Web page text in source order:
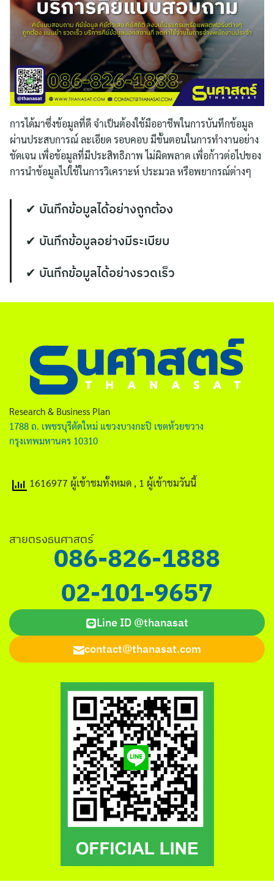
ค้นหา
สำหรับ:
การได้มาซึ่งข้อมูลที่ดี จำเป็นต้องใช้มืออาชีพในการบันทึกข้อมูล
ผ่านประสบการณ์ ละเอียด รอบคอบ มีขั้นตอนในการทำงานอย่าง
ชัดเจน เพื่อข้อมูลที่มีประสิทธิภาพ ไม่ผิดพลาด เพื่อก้าวต่อไปของ
การนำข้อมูลไปใช้ในการวิเคราะห์ ประมวล หรือพยากรณ์ต่างๆ
✔ บันทึกข้อมูลได้อย่างถูกต้อง
✔ บันทึกข้อมูลอย่างมีระเบียบ
✔ บันทึกข้อมูลได้อย่างรวดเร็ว
Research & Business Plan
1788 ถ. เพชรบุรีตัดใหม่ แขวงบางกะปิ เขตห้วยขวาง
กรุงเทพมหานคร 10310
1616977 ผู้เข้าชมทั้งหมด , 1 ผู้เข้าชมวันนี้
สายตรงธนศาสตร์
086-826-1888
02-101-9657
Line ID @thanasat
contact@thanasat.com